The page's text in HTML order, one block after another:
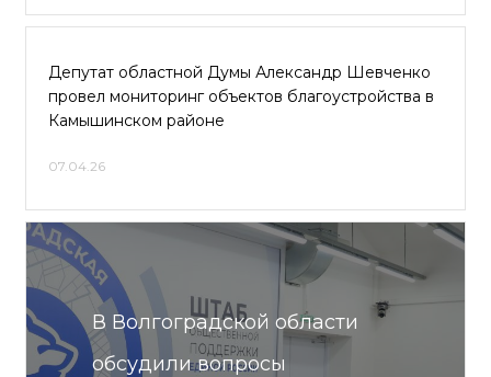
Депутат областной Думы Александр Шевченко
провел мониторинг объектов благоустройства в
Камышинском районе
07.04.26
В Волгоградской области
обсудили вопросы